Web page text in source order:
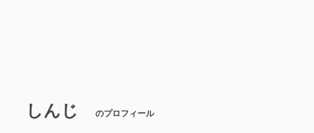
しんじ のプロフィール